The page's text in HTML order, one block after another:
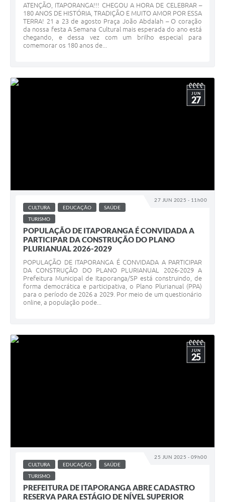
Transparência
Notícias
ATENÇÃO, ITAPORANGA!!! CHEGOU A HORA DE CELEBRAR –
180 ANOS DE HISTÓRIA, TRADIÇÃO E MUITO AMOR POR ESSA
TERRA! 21 a 23 de agosto Praça João Abdalah – O coração
da nossa festa A Semana Cultural mais esperada do ano está
chegando, e dessa vez com um brilho especial para
comemorar os 180 anos de...
27 JUN 2025 - 11h00
JUN
27
CULTURA EDUCAÇÃO
SAÚDE
TURISMO
POPULAÇÃO DE ITAPORANGA É CONVIDADA A
PARTICIPAR DA CONSTRUÇÃO DO PLANO
PLURIANUAL 2026-2029
POPULAÇÃO DE ITAPORANGA É CONVIDADA A PARTICIPAR
DA CONSTRUÇÃO DO PLANO PLURIANUAL 2026-2029 A
Prefeitura Municipal de Itaporanga/SP está construindo, de
forma democrática e participativa, o Plano Plurianual (PPA)
para o período de 2026 a 2029. Por meio de um questionário
online, a população pode...
25 JUN 2025 - 09h00
JUN
25
CULTURA EDUCAÇÃO
SAÚDE
TURISMO
PREFEITURA DE ITAPORANGA ABRE CADASTRO
RESERVA PARA ESTÁGIO DE NÍVEL SUPERIOR